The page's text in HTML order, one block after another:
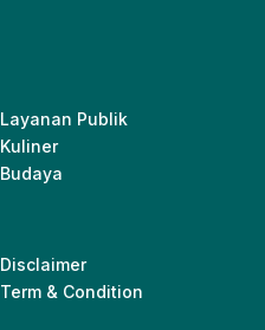
Layanan Publik
Kuliner
Budaya
Disclaimer
Term & Condition